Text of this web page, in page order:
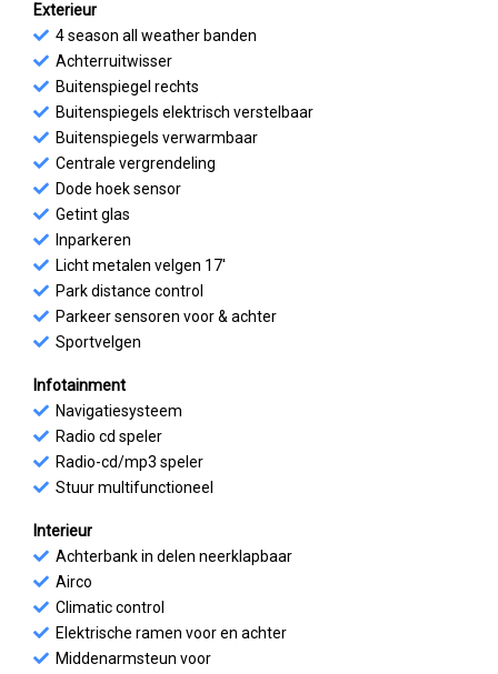
Exterieur
4 season all weather banden
Achterruitwisser
Buitenspiegel rechts
Buitenspiegels elektrisch verstelbaar
Buitenspiegels verwarmbaar
Centrale vergrendeling
Dode hoek sensor
Getint glas
Inparkeren
Licht metalen velgen 17'
Park distance control
Parkeer sensoren voor & achter
Sportvelgen
Infotainment
Navigatiesysteem
Radio cd speler
Radio-cd/mp3 speler
Stuur multifunctioneel
Interieur
Achterbank in delen neerklapbaar
Airco
Climatic control
Elektrische ramen voor en achter
Middenarmsteun voor